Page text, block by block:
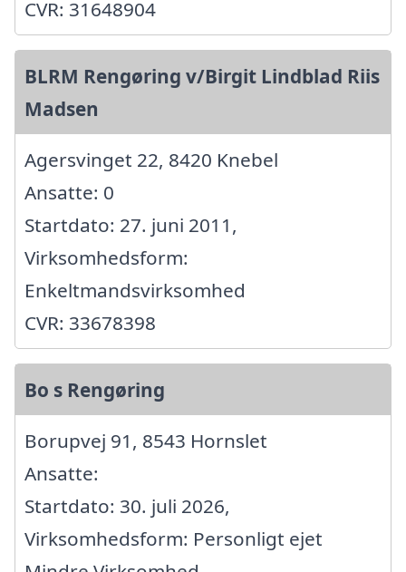
CVR: 31648904
BLRM Rengøring v/Birgit Lindblad Riis
Madsen
Agersvinget 22, 8420 Knebel
Ansatte: 0
Startdato: 27. juni 2011,
Virksomhedsform:
Enkeltmandsvirksomhed
CVR: 33678398
Bo s Rengøring
Borupvej 91, 8543 Hornslet
Ansatte:
Startdato: 30. juli 2026,
Virksomhedsform: Personligt ejet